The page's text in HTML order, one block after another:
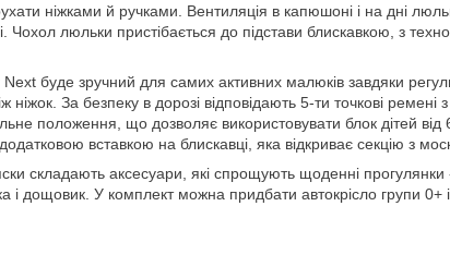
ніжками й ручками. Вентиляція в капюшоні і на дні
Чохол люльки пристібається до підстави блискавкою, з
буде зручний для самих активних малюків завдяки
ніжок. За безпеку в дорозі відповідають 5-ти точкові
положення, що дозволяє використовувати блок дітей від
вставкою на блискавці, яка відкриває секцію з
складають аксесуари, які спрощують щоденні прогулянки
і дощовик. У комплект можна придбати автокрісло групи 0+